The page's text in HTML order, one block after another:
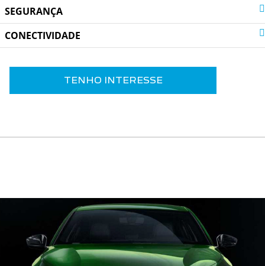
SEGURANÇA
CONECTIVIDADE
TENHO INTERESSE